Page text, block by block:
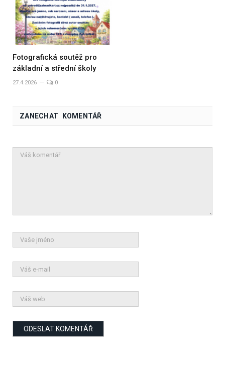
Fotografická soutěž pro
základní a střední školy
27.4.2026 0
ZANECHAT KOMENTÁŘ